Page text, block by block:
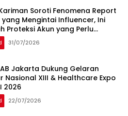
Soroti Fenomena Report
yang Mengintai Influencer, Ini
Proteksi Akun yang Perlu
31/07/2026
Jakarta Dukung Gelaran
Nasional XIII & Healthcare Expo
2026
22/07/2026